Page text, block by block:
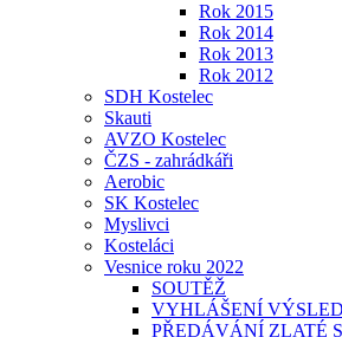
Rok 2015
Rok 2014
Rok 2013
Rok 2012
SDH Kostelec
Skauti
AVZO Kostelec
ČZS - zahrádkáři
Aerobic
SK Kostelec
Myslivci
Kosteláci
Vesnice roku 2022
SOUTĚŽ
VYHLÁŠENÍ
PŘEDÁVÁNÍ ZLATÉ